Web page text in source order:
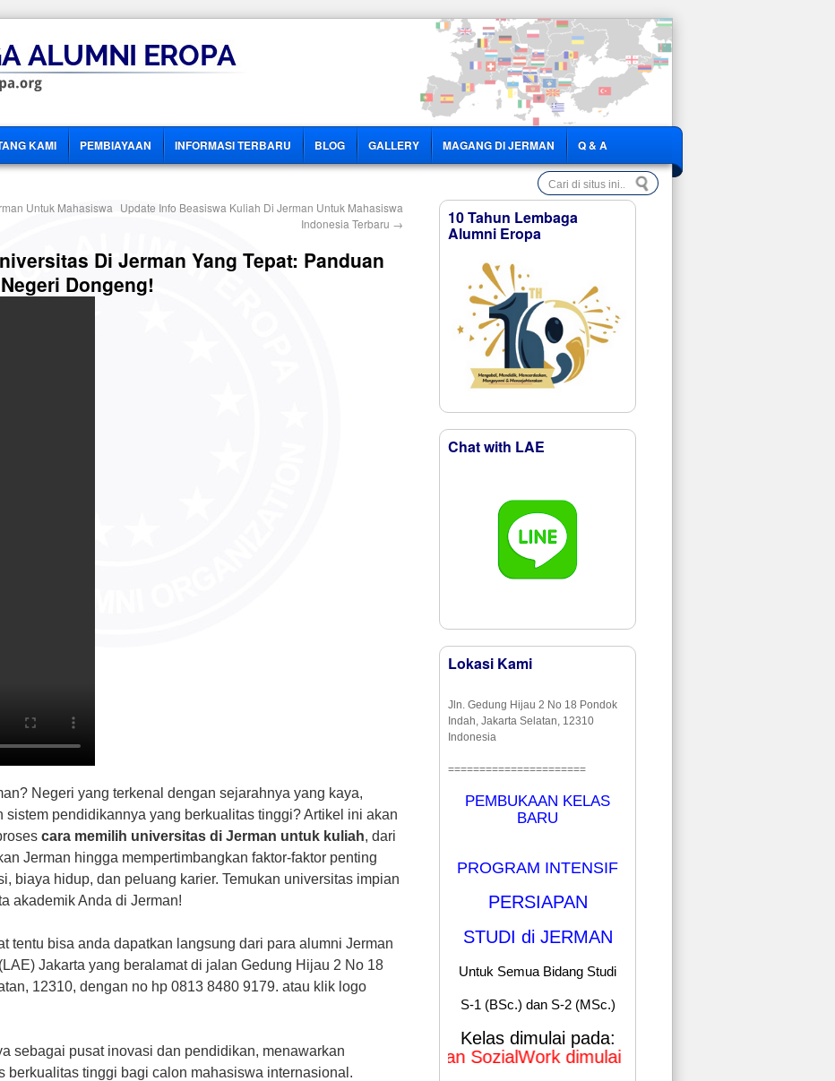
KAMI PEMBIAYAAN INFORMASI TERBARU BLOG GALLERY MAGANG DI JERMAN Q & A
Untuk Mahasiswa Update Info Beasiswa Kuliah Di Jerman Untuk Mahasiswa
Indonesia Terbaru →
Di Jerman Yang Tepat: Panduan
Dongeng!
Negeri yang terkenal dengan sejarahnya yang kaya,
sistem pendidikannya yang berkualitas tinggi? Artikel ini akan
cara memilih universitas di Jerman untuk kuliah, dari
Jerman hingga mempertimbangkan faktor-faktor penting
biaya hidup, dan peluang karier. Temukan universitas impian
akademik Anda di Jerman!
tentu bisa anda dapatkan langsung dari para alumni Jerman
(LAE) Jakarta yang beralamat di jalan Gedung Hijau 2 No 18
12310, dengan no hp 0813 8480 9179. atau klik logo
sebagai pusat inovasi dan pendidikan, menawarkan
berkualitas tinggi bagi calon mahasiswa internasional.
10 Tahun Lembaga
Alumni Eropa
Chat with LAE
Lokasi Kami
Jln. Gedung Hijau 2 No 18 Pondok
Indah, Jakarta Selatan, 12310
Indonesia
======================
PEMBUKAAN KELAS
BARU
PROGRAM INTENSIF
PERSIAPAN
STUDI di JERMAN
Untuk Semua Bidang Studi
S-1 (BSc.) dan S-2 (MSc.)
Kelas dimulai pada:
Study dan SozialWork dimulai pada Januari & Mei 2026